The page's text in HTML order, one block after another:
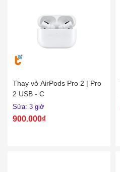
Thay vỏ AirPods Pro 2 | Pro
2 USB - C
Sửa: 3 giờ
900.000₫